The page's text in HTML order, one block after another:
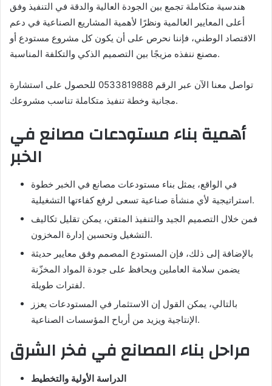
هندسية متكاملة تجمع بين الجودة العالية والدقة في التنفيذ وفق
أعلى المعايير العالمية ونظرًا لأهمية المشاريع الصناعية في دعم
الاقتصاد الوطني، فإننا نحرص على أن يكون كل مشروع مستودع أو
مصنع ننفذه مزيجًا بين التصميم الذكي والتكلفة المناسبة.
تواصل معنا الآن عبر الرقم 0533819888 للحصول على استشارة
مجانية وخطة تنفيذ متكاملة تناسب مشروعك.
أهمية بناء مستودعات مصانع في
الخبر
في الواقع، يمثل بناء مستودعات مصانع في الخبر خطوة
استراتيجية لأي منشأة صناعية تسعى لرفع كفاءتها التشغيلية.
فمن خلال التصميم الجيد والتنفيذ المتقن، يمكن تقليل تكاليف
التشغيل وتحسين إدارة المخزون.
بالإضافة إلى ذلك، فإن المستودع المصمم وفق معايير حديثة
يضمن سلامة العاملين ويحافظ على جودة المواد المخزّنة
لفترات طويلة.
بالتالي، يمكن القول إن الاستثمار في المستودعات يعزز
الإنتاجية ويزيد من أرباح المؤسسات الصناعية.
مراحل بناء المصانع في فخر الشرق
الدراسة الأولية والتخطيط